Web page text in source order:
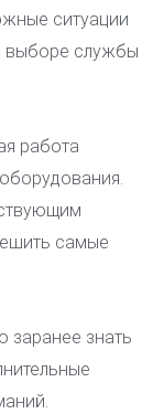
ситуации
выборе службы
работа
самые
заранее знать